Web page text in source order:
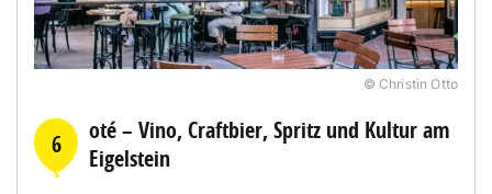
© Christin Otto
6
oté – Vino, Craftbier, Spritz und Kultur am
Eigelstein